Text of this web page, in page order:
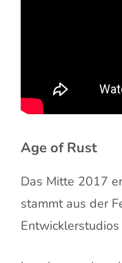
Age of Rust
Das Mitte 2017
stammt aus der
Entwicklerstudios